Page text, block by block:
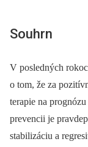
Souhrn
V posledných
o tom, že za
terapie na
prevencii je
stabilizáciu a